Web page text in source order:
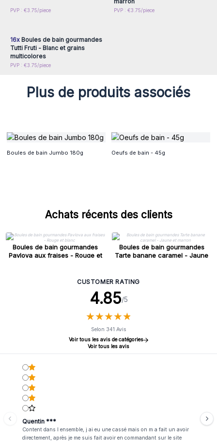
PVP : €3.75/piece PVP : €3.75/piece
Connectez-vous ou
16xBoules de bain gourmandes
Tutti Fruti - Blanc et grains
multicolores
PVP : €3.75/piece
Plus de produits associés
Boules de bain Jumbo 180g Oeufs de bain - 45g
Achats récents des clients
Boules de bain gourmandes
Pavlova aux fraises - Rouge et
Boules de bain gourmandes
Tarte banane caramel - Jaune
CUSTOMER RATING
4.85/5
★★★★★
★★★★★
Selon 341 Avis
Voir tous les avis de catégories
Voir tous les avis
Quentin ***
Content dans l ensemble, j ai eu une cassé mais on m a fait un avoir
directement, après je me suis fait avoir en commandant sur le site